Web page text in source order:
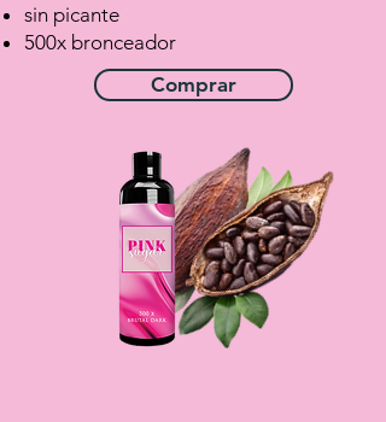
sin picante
500x bronceador
Comprar